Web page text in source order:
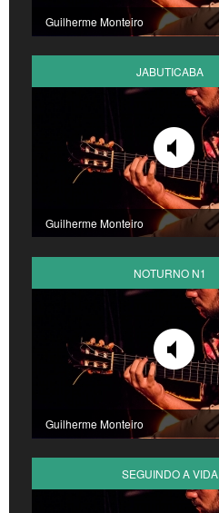
Guilherme Monteiro
JABUTICABA
Guilherme Monteiro
NOTURNO N1
Guilherme Monteiro
SEGUINDO A VIDA